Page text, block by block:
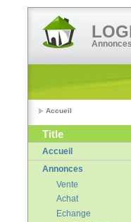
Accueil
Title
Accueil
Annonces
Vente
Achat
Echange